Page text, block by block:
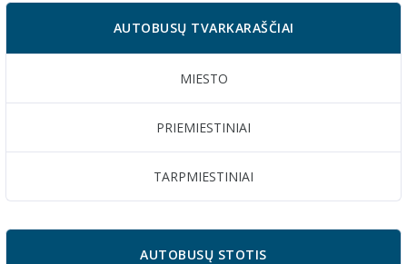
AUTOBUSŲ TVARKARAŠČIAI
MIESTO
PRIEMIESTINIAI
TARPMIESTINIAI
AUTOBUSŲ STOTIS